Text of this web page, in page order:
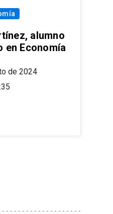
alumno
en Economía
de 2024